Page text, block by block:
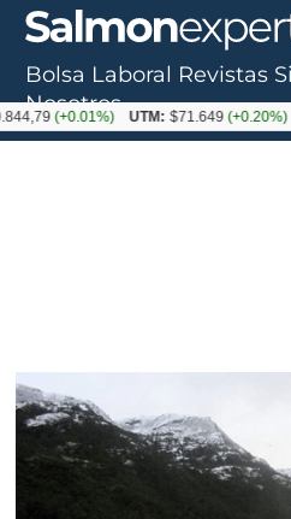
Bolsa Laboral Revistas
Nosotros
(+0.01%) UTM: $71.649(+0.20%) Dólar: